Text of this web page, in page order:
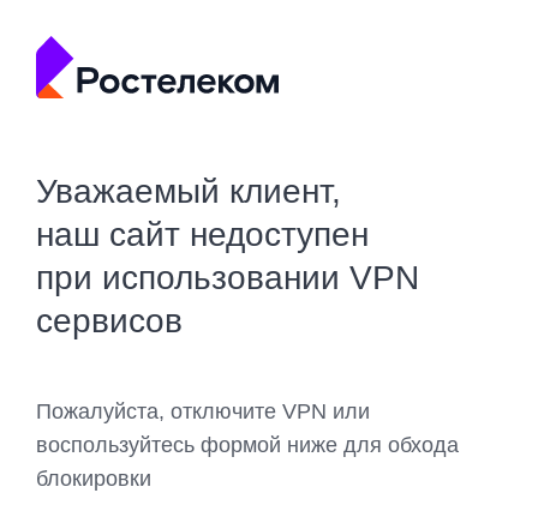
Уважаемый клиент,
наш сайт недоступен
при использовании VPN
сервисов
Пожалуйста, отключите VPN или
воспользуйтесь формой ниже для обхода
блокировки